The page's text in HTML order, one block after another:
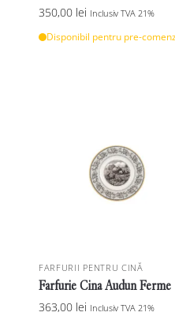
350,00 lei Inclusiv TVA 21%
Disponibil pentru pre-
FARFURII PENTRU CINĂ
Farfurie Cina Audun Ferme
363,00 lei Inclusiv TVA 21%